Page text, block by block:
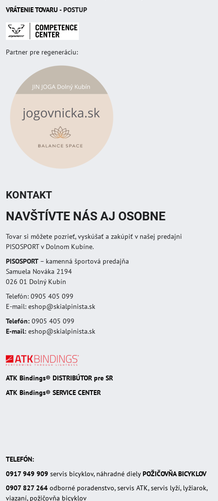
VRÁTENIE TOVARU - POSTUP
Partner pre regeneráciu:
KONTAKT
NAVŠTÍVTE NÁS AJ OSOBNE
Tovar si môžete pozrieť, vyskúšať a zakúpiť v našej predajni
PISOSPORT v Dolnom Kubíne.
PISOSPORT – kamenná športová predajňa
Samuela Nováka 2194
026 01 Dolný Kubín
Telefón: 0905 405 099
E-mail: eshop@skialpinista.sk
Telefón: 0905 405 099
E-mail: eshop@skialpinista.sk
ATK Bindings® DISTRIBÚTOR pre SR
ATK Bindings® SERVICE CENTER
TELEFÓN:
0917 949 909 servis bicyklov, náhradné dielyPOŽIČOVŇA BICYKLOV
0907 827 264 odborné poradenstvo, servis ATK, servis lyží, lyžiarok,
viazaní, požičovňa bicyklov